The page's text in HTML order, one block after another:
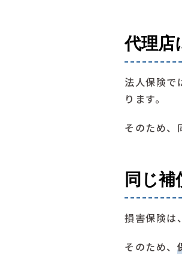
代理店
法人保険で
ります。
そのため、
同じ
損害保険は
そのため、